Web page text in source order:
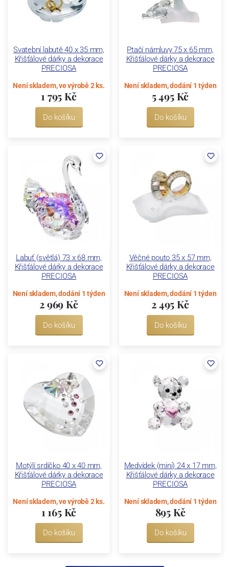
Svatební labutě 40 x 35 mm,
Křišťálové dárky a dekorace
PRECIOSA
Není skladem, ve výrobě 2 ks.
1 795 Kč
Do košíku
Ptačí námluvy 75 x 65 mm,
Křišťálové dárky a dekorace
PRECIOSA
Není skladem, dodání 1 týden
5 495 Kč
Do košíku
Labuť (světlá) 73 x 68 mm,
Křišťálové dárky a dekorace
PRECIOSA
Není skladem, dodání 1 týden
2 969 Kč
Do košíku
Věčné pouto 35 x 57 mm,
Křišťálové dárky a dekorace
PRECIOSA
Není skladem, dodání 1 týden
2 495 Kč
Do košíku
Motýlí srdíčko 40 x 40 mm,
Křišťálové dárky a dekorace
PRECIOSA
Není skladem, ve výrobě 2 ks.
1 165 Kč
Do košíku
Medvídek (mini) 24 x 17 mm,
Křišťálové dárky a dekorace
PRECIOSA
Není skladem, dodání 1 týden
895 Kč
Do košíku